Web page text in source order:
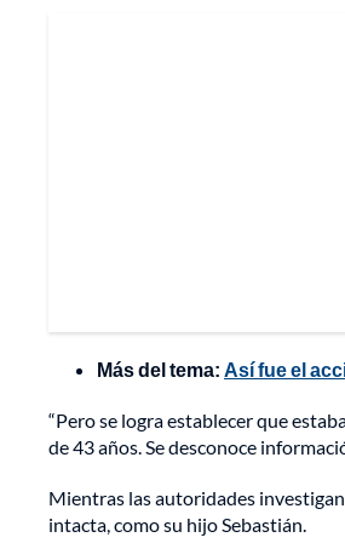
Más del tema: Así fue el
“Pero se logra establecer que
de 43 años. Se desconoce
Mientras las autoridades
intacta, como su hijo Sebastián.